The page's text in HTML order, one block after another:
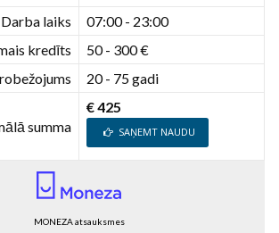
Darba laiks
07:00 - 23:00
kredīts
50 - 300 €
20 - 75 gadi
summa
€ 425
SAŅEMT NAUDU
MONEZA atsauksmes